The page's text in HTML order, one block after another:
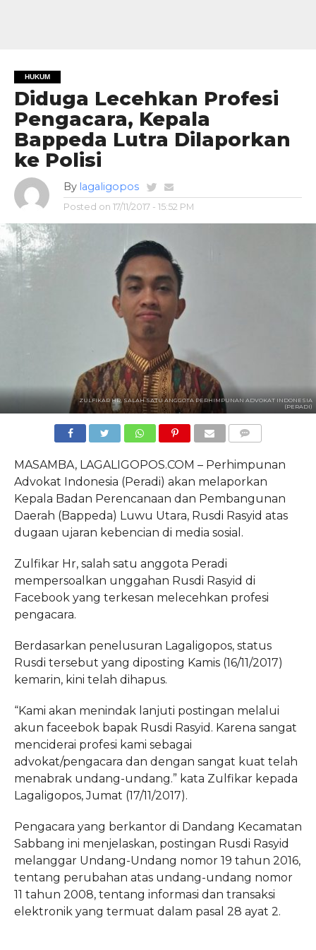
HUKUM
Diduga Lecehkan Profesi
Pengacara, Kepala
Bappeda Lutra Dilaporkan
ke Polisi
By lagaligopos
Posted on 17/11/2017 - 15:52 PM
ZULFIKAR HR, SALAH SATU ANGGOTA PERHIMPUNAN ADVOKAT INDONESIA
(PERADI)
MASAMBA, LAGALIGOPOS.COM – Perhimpunan
Advokat Indonesia (Peradi) akan melaporkan
Kepala Badan Perencanaan dan Pembangunan
Daerah (Bappeda) Luwu Utara, Rusdi Rasyid atas
dugaan ujaran kebencian di media sosial.
Zulfikar Hr, salah satu anggota Peradi
mempersoalkan unggahan Rusdi Rasyid di
Facebook yang terkesan melecehkan profesi
pengacara.
Berdasarkan penelusuran Lagaligopos, status
Rusdi tersebut yang diposting Kamis (16/11/2017)
kemarin, kini telah dihapus.
“Kami akan menindak lanjuti postingan melalui
akun faceebok bapak Rusdi Rasyid. Karena sangat
menciderai profesi kami sebagai
advokat/pengacara dan dengan sangat kuat telah
menabrak undang-undang.” kata Zulfikar kepada
Lagaligopos, Jumat (17/11/2017).
Pengacara yang berkantor di Dandang Kecamatan
Sabbang ini menjelaskan, postingan Rusdi Rasyid
melanggar Undang-Undang nomor 19 tahun 2016,
tentang perubahan atas undang-undang nomor
11 tahun 2008, tentang informasi dan transaksi
elektronik yang termuat dalam pasal 28 ayat 2.